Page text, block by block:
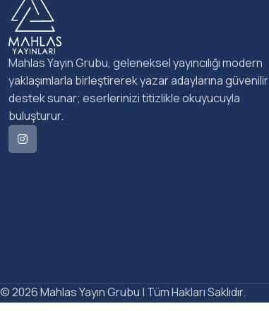
Mahlas Yayın Grubu, geleneksel yayıncılığı modern
yaklaşımlarla birleştirerek yazar adaylarına güvenilir
destek sunar; eserlerinizi titizlikle okuyucuyla
buluşturur.
© 2026 Mahlas Yayın Grubu | Tüm Hakları Saklıdır.